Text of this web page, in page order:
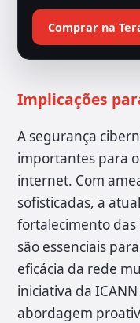
Comprar na
Implicações
A segurança
importantes para
internet. Com
sofisticadas, a
fortalecimento
são essenciais
eficácia da rede
iniciativa da
abordagem